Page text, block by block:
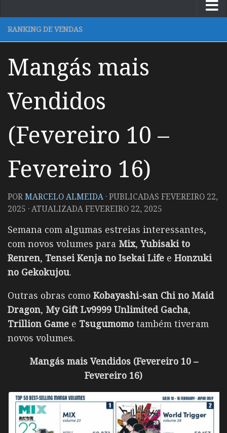
RANKING DE VENDAS
Mangás mais
Vendidos
(Fevereiro 10 –
Fevereiro 16)
PORMARCELO ALMEIDA · PUBLICADAS FEVEREIRO 22,
2025 · ATUALIZADAFEVEREIRO 22, 2025
Semana com algumas estreias interessantes,
com novos volumes para Mix, Yubisaki to
Renren, Tensei Kenja no Isekai Life e Honzuki
no Gekokujou.
Outras obras como Kobayashi-san Chi no Maid
Dragon, My Gift Lv9999 Unlimited Gacha,
Trillion Game e Tsugumomo também tiveram
novos volumes.
Mangás mais Vendidos (Fevereiro 10 –
Fevereiro 16)